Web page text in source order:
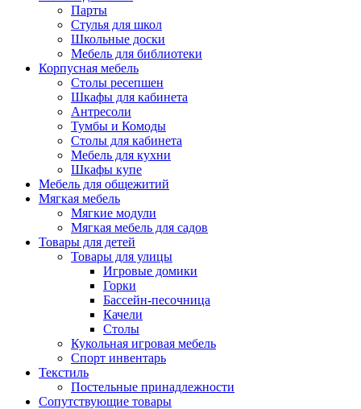
Парты
Стулья для школ
Школьные доски
Мебель для библиотеки
Корпусная мебель
Столы ресепшен
Шкафы для кабинета
Антресоли
Тумбы и Комоды
Столы для кабинета
Мебель для кухни
Шкафы купе
Мебель для общежитий
Мягкая мебель
Мягкие модули
Мягкая мебель для садов
Товары для детей
Товары для улицы
Игровые домики
Горки
Бассейн-песочница
Качели
Столы
Кукольная игровая мебель
Спорт инвентарь
Текстиль
Постельные принадлежности
Сопутствующие товары